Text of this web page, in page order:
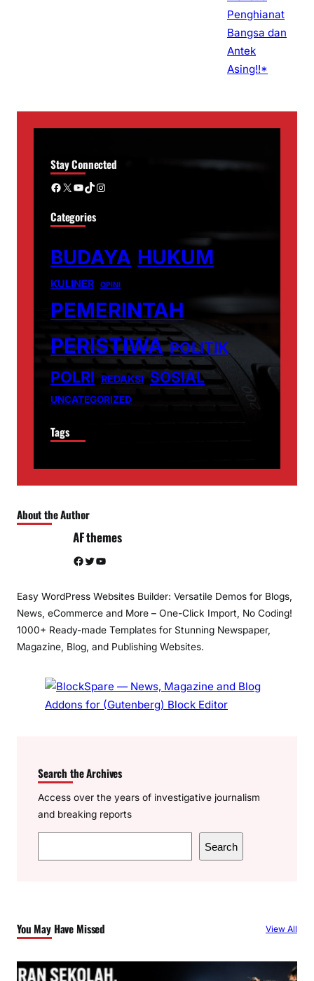
Stay Connected
Facebook X YouTube TikTok Instagram
Categories
BUDAYA HUKUM
KULINER OPINI
PEMERINTAH
PERISTIWA POLITIK
POLRI
REDAKSI SOSIAL
UNCATEGORIZED
Tags
About the Author
AF themes
Facebook Twitter YouTube
Easy WordPress Websites Builder: Versatile Demos for Blogs,
News, eCommerce and More – One-Click Import, No Coding!
1000+ Ready-made Templates for Stunning Newspaper,
Magazine, Blog, and Publishing Websites.
Search the Archives
Access over the years of investigative journalism
and breaking reports
e
h
Search
You May Have Missed View All